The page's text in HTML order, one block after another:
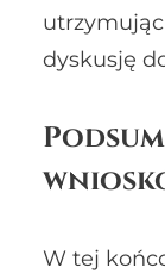
dyskusję
W tej